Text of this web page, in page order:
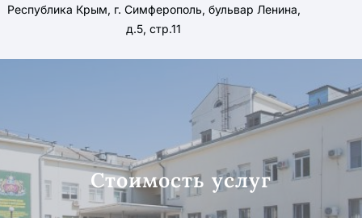
Республика Крым, г. Симферополь, бульвар Ленина,
д.5, стр.11
Стоимость услуг